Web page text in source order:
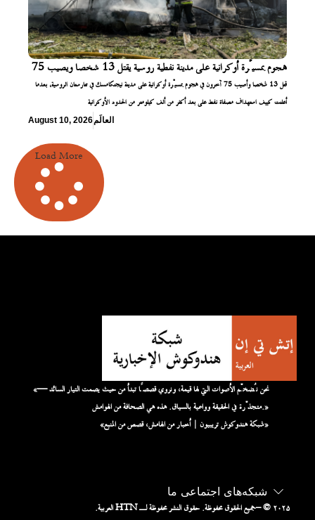
هجوم بمسيّرة أوكرانية على مدينة نفطية روسية يقتل 13 شخصا ويصيب 75
قتل 13 شخصا وأصيب 75 آخرون في هجوم بمسيّرة أوكرانية على مدينة نيجنكامسك في تتارستان الروسية، بعدما
أعلنت كييف استهداف مصفاة نفط على بعد أكثر من ألف كيلومتر من الحدود الأوكرانية
August 10, 2026العالَم
Load More
شبکه‌های اجتماعی ما
– © ۲۰۲۵جميع الحقوق محفوظة. حقوق النشر محفوظة لـ HTN العربية.
«نحن نُضخّم الأصوات التي لها قيمة، ونروي قصصًا تبدأ من حيث يصمت التيار السائد —
متجذّرة في الحقيقة وواعية بالسياق. هذه هي الصحافة من الهوامش.»
«شبكة هندوكوش تريبيون | أخبار من الهامش، قصص من المنبع»